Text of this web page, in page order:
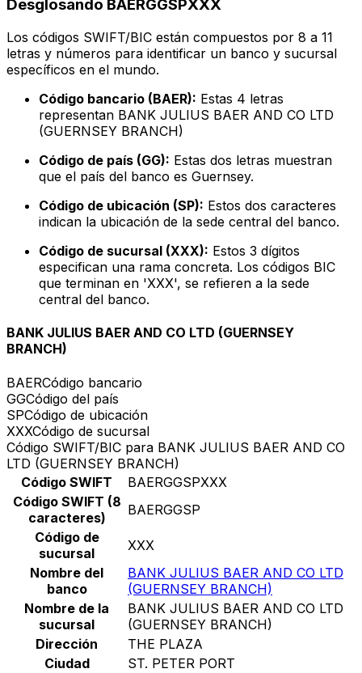
Desglosando BAERGGSPXXX
Los códigos SWIFT/BIC están compuestos por 8 a 11
letras y números para identificar un banco y sucursal
específicos en el mundo.
Código bancario (BAER): Estas 4 letras
representan BANK JULIUS BAER AND CO LTD
(GUERNSEY BRANCH)
Código de país (GG): Estas dos letras muestran
que el país del banco es Guernsey.
Código de ubicación (SP): Estos dos caracteres
indican la ubicación de la sede central del banco.
Código de sucursal (XXX): Estos 3 dígitos
especifican una rama concreta. Los códigos BIC
que terminan en 'XXX', se refieren a la sede
central del banco.
BANK JULIUS BAER AND CO LTD (GUERNSEY
BRANCH)
BAERCódigo bancario
GGCódigo del país
SPCódigo de ubicación
XXXCódigo de sucursal
Código SWIFT/BIC para BANK JULIUS BAER AND CO
LTD (GUERNSEY BRANCH)
Código SWIFT
BAERGGSPXXX
Código SWIFT (8
caracteres)
BAERGGSP
Código de
sucursal
XXX
Nombre del
banco
BANK JULIUS BAER AND CO LTD
(GUERNSEY BRANCH)
Nombre de la
sucursal
BANK JULIUS BAER AND CO LTD
(GUERNSEY BRANCH)
Dirección
THE PLAZA
Ciudad
ST. PETER PORT